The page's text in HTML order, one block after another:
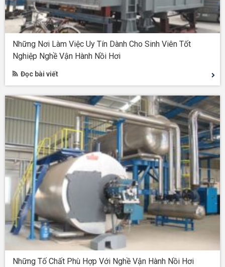
Những Nơi Làm Việc Uy Tín Dành Cho Sinh Viên Tốt
Nghiệp Nghề Vận Hành Nồi Hơi
Đọc bài viết
Những Tố Chất Phù Hợp Với Nghề Vận Hành Nồi Hơi